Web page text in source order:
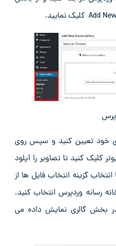
خود تعیین کنید و سپس روی
کلیک کنید تا تصاویر را آپلود
گزینه انتخاب فایل ‌ها از
رسانه وردپرس انتخاب کنید.
بخش گالری نمایش داده می‌